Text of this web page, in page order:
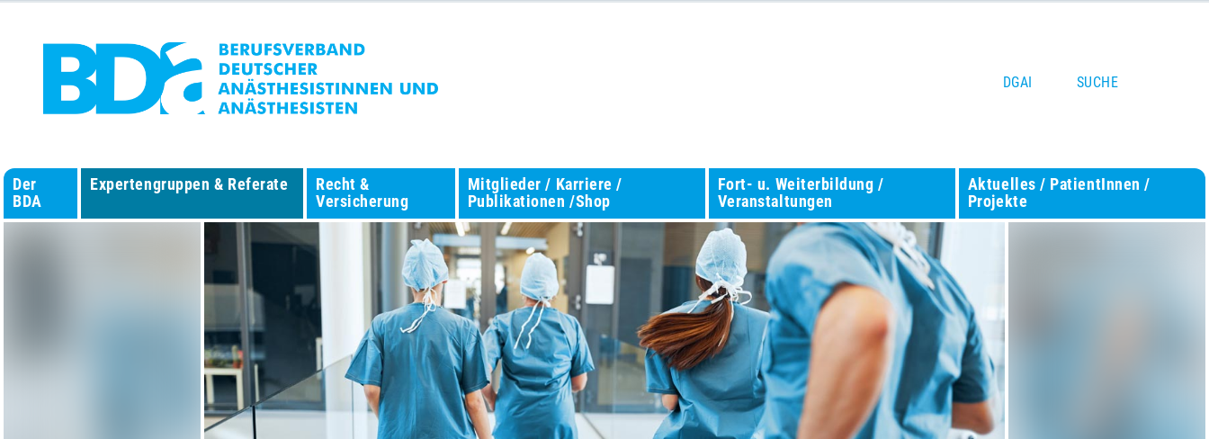
DGAI SUCHE
Der
BDA
Expertengruppen & Referate
Recht &
Versicherung
Mitglieder / Karriere /
Publikationen /Shop
Fort- u. Weiterbildung /
Veranstaltungen
Aktuelles / PatientInnen /
Projekte